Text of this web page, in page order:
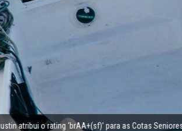
o rating ‘brAA+(sf)’ para as Cotas Seniores da